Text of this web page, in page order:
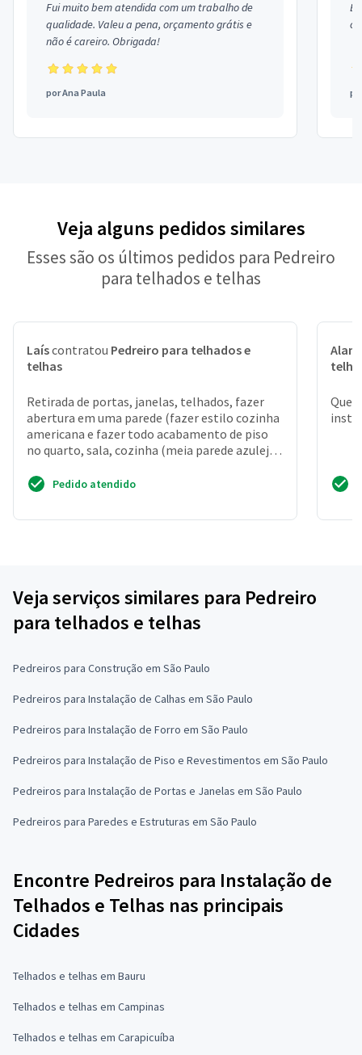
Fui muito bem atendida com um trabalho de
qualidade. Valeu a pena, orçamento grátis e
não é careiro. Obrigada!
porAna Paula
Veja alguns pedidos similares
Esses são os últimos pedidos para Pedreiro
para telhados e telhas
Laíscontratou Pedreiro para telhados e
telhas
Retirada de portas, janelas, telhados, fazer
abertura em uma parede (fazer estilo cozinha
americana e fazer todo acabamento de piso
no quarto, sala, cozinha (meia parede azulejo)
Pedido atendido
Veja serviços similares para Pedreiro
para telhados e telhas
Pedreiros para Construção em São Paulo
Pedreiros para Instalação de Calhas em São Paulo
Pedreiros para Instalação de Forro em São Paulo
Pedreiros para Instalação de Piso e Revestimentos em São Paulo
Pedreiros para Instalação de Portas e Janelas em São Paulo
Pedreiros para Paredes e Estruturas em São Paulo
Encontre Pedreiros para Instalação de
Telhados e Telhas nas principais
Cidades
Telhados e telhas em Bauru
Telhados e telhas em Campinas
Telhados e telhas em Carapicuíba